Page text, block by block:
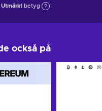
Utmärkt betyg
också på